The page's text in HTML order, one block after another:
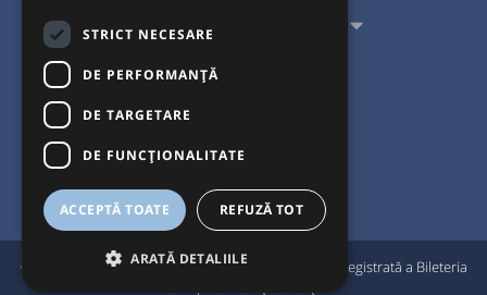
Pentru Transportatori
Interacționăm
Acceptăm plăți cu
© Bileteria 2004-2026 | Autogari.RO®
este marcă înregistrată a Bileteria
STRICT NECESARE
DE PERFORMANȚĂ
DE TARGETARE
DE FUNCŢIONALITATE
ACCEPTĂ TOATE REFUZĂ TOT
ARATĂ DETALIILE